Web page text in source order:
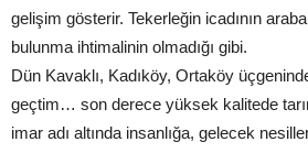
gelişim gösterir. Tekerleğin icadının
bulunma ihtimalinin olmadığı gibi.
Dün Kavaklı, Kadıköy, Ortaköy
geçtim… son derece yüksek kalitede
imar adı altında insanlığa, gelecek